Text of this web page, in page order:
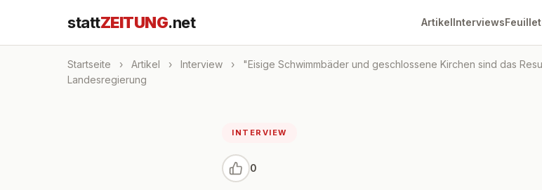
stattZEITUNG.net ArtikelInterviews
Startseite › Artikel › Interview ›
"Eisige Schwimmbäder und geschlossene Kirchen sind das
Landesregierung
INTERVIEW
0